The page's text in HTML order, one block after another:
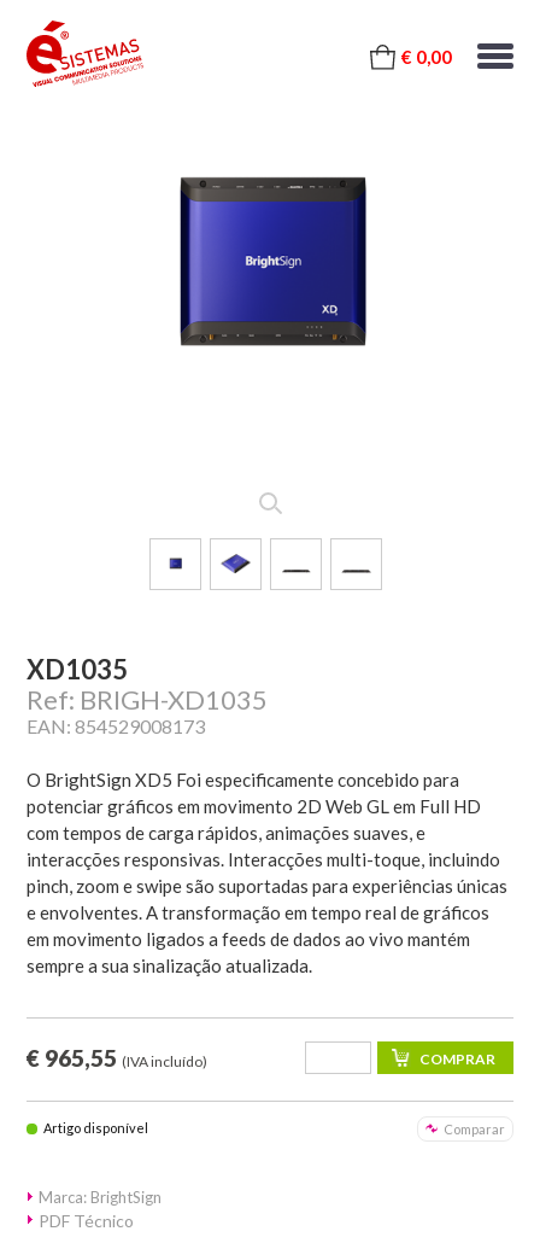
€ 0,00
XD1035
Ref: BRIGH-XD1035
EAN: 854529008173
O BrightSign XD5 Foi especificamente concebido para
potenciar gráficos em movimento 2D Web GL em Full HD
com tempos de carga rápidos, animações suaves, e
interacções responsivas. Interacções multi-toque, incluindo
pinch, zoom e swipe são suportadas para experiências únicas
e envolventes. A transformação em tempo real de gráficos
em movimento ligados a feeds de dados ao vivo mantém
sempre a sua sinalização atualizada.
€ 965,55 (IVA incluído)
Artigo disponível Comparar
Marca: BrightSign
PDF Técnico